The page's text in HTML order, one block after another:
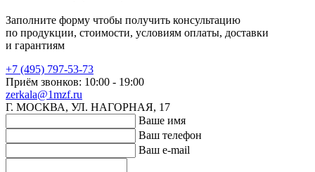
Заполните форму чтобы получить консультацию
по продукции, стоимости, условиям оплаты, доставки
и гарантиям
+7 (495) 797-53-73
Приём звонков: 10:00 - 19:00
zerkala@1mzf.ru
Г. МОСКВА, УЛ. НАГОРНАЯ, 17
Ваше имя
Ваш телефон
Ваш e-mail